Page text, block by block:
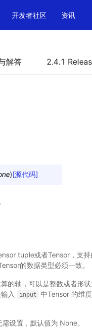
开发者社区 资讯
解答 2.4.1
)[源代码]
tuple或者Tensor，支持
的数据类型必须一致。
的轴，可以是整数或者形
入 input 中Tensor 的维度
需设置，默认值为 None。